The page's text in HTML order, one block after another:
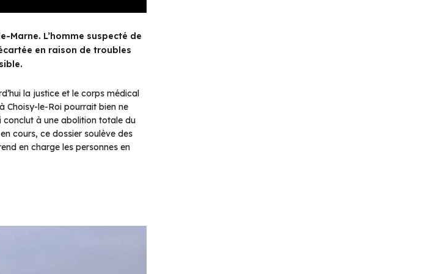
L’homme suspecté de
en raison de troubles
la justice et le corps médical
Choisy-le-Roi pourrait bien ne
conclut à une abolition totale du
cours, ce dossier soulève des
en charge les personnes en